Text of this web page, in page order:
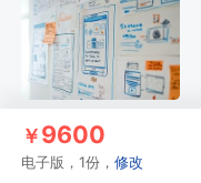
￥9600
电子版，1份，修改